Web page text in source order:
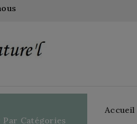
Par Catégories
Accueil